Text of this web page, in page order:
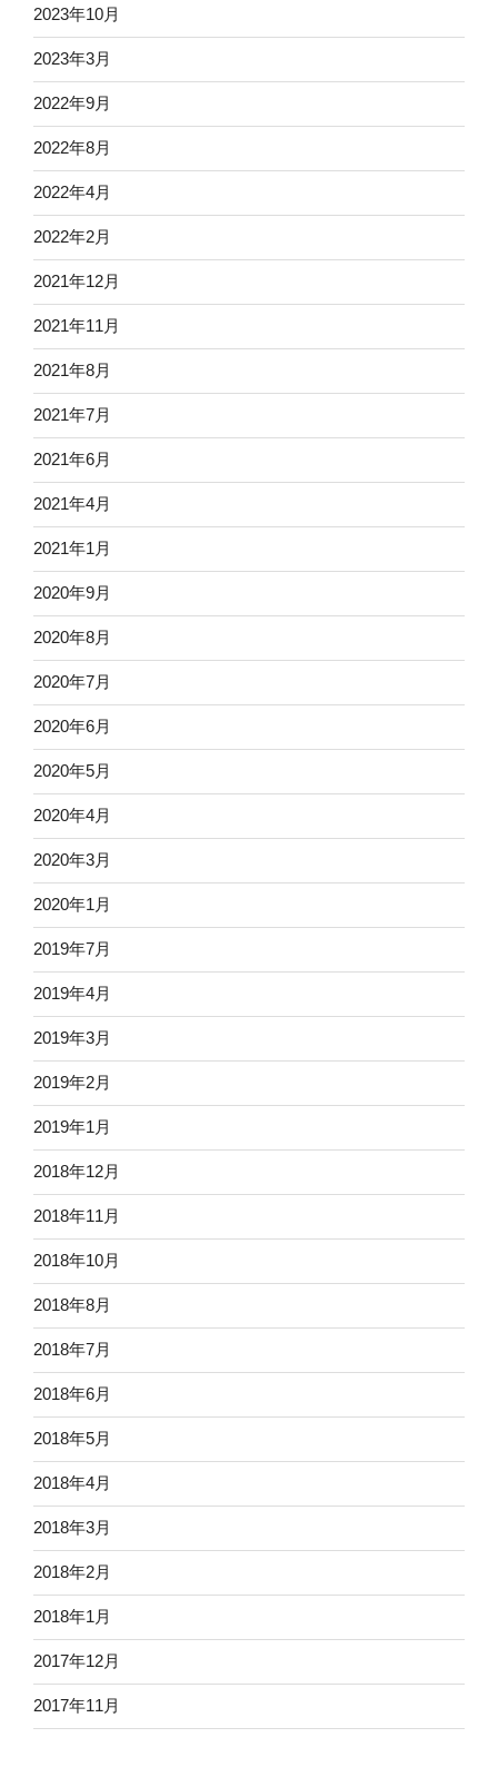
2023年10月
2023年3月
2022年9月
2022年8月
2022年4月
2022年2月
2021年12月
2021年11月
2021年8月
2021年7月
2021年6月
2021年4月
2021年1月
2020年9月
2020年8月
2020年7月
2020年6月
2020年5月
2020年4月
2020年3月
2020年1月
2019年7月
2019年4月
2019年3月
2019年2月
2019年1月
2018年12月
2018年11月
2018年10月
2018年8月
2018年7月
2018年6月
2018年5月
2018年4月
2018年3月
2018年2月
2018年1月
2017年12月
2017年11月